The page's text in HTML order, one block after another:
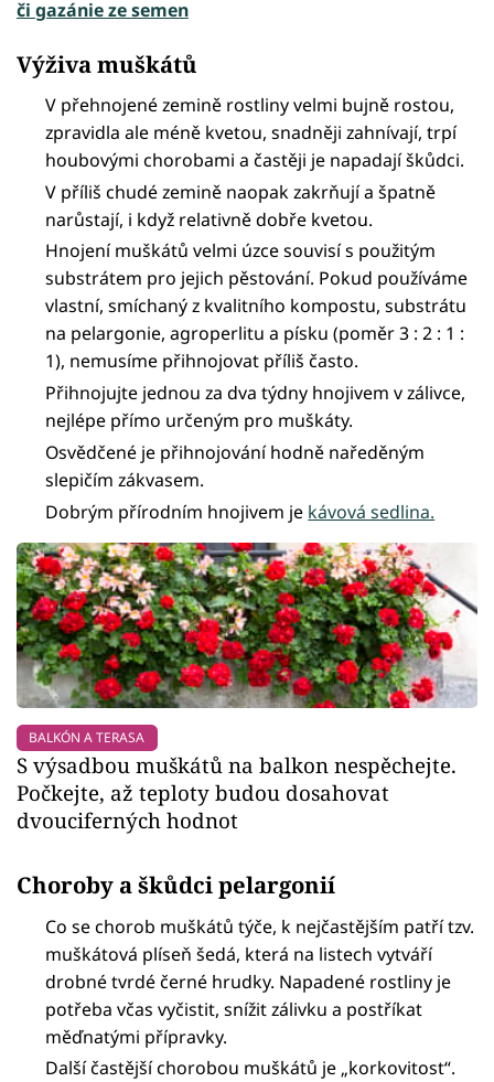
či gazánie ze semen
Výživa muškátů
V přehnojené zemině rostliny velmi bujně rostou,
zpravidla ale méně kvetou, snadněji zahnívají, trpí
houbovými chorobami a častěji je napadají škůdci.
V příliš chudé zemině naopak zakrňují a špatně
narůstají, i když relativně dobře kvetou.
Hnojení muškátů velmi úzce souvisí s použitým
substrátem pro jejich pěstování. Pokud používáme
vlastní, smíchaný z kvalitního kompostu, substrátu
na pelargonie, agroperlitu a písku (poměr 3 : 2 : 1 :
1), nemusíme přihnojovat příliš často.
Přihnojujte jednou za dva týdny hnojivem v zálivce,
nejlépe přímo určeným pro muškáty.
Osvědčené je přihnojování hodně naředěným
slepičím zákvasem.
Dobrým přírodním hnojivem je kávová sedlina.
BALKÓN A TERASA
S výsadbou muškátů na balkon nespěchejte.
Počkejte, až teploty budou dosahovat
dvouciferných hodnot
Choroby a škůdci pelargonií
Co se chorob muškátů týče, k nejčastějším patří tzv.
muškátová plíseň šedá, která na listech vytváří
drobné tvrdé černé hrudky. Napadené rostliny je
potřeba včas vyčistit, snížit zálivku a postříkat
měďnatými přípravky.
Další častější chorobou muškátů je „korkovitost“.